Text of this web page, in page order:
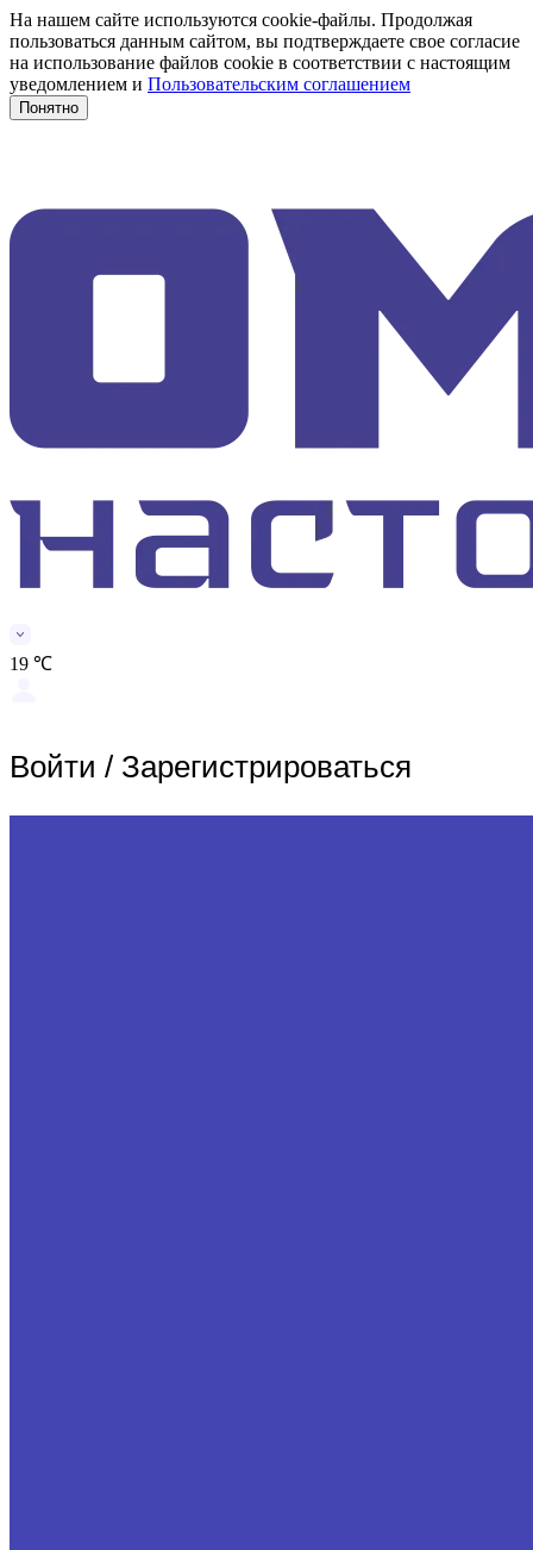
На нашем сайте используются cookie-файлы. Продолжая
пользоваться данным сайтом, вы подтверждаете свое согласие
на использование файлов cookie в соответствии с настоящим
уведомлением и Пользовательским соглашением
Понятно
19 ℃
Войти / Зарегистрироваться